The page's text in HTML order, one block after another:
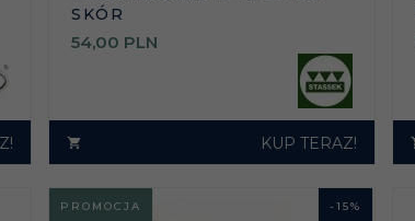
SKÓR
54,00 PLN
KUP TERAZ!
-15%
PROMOCJA